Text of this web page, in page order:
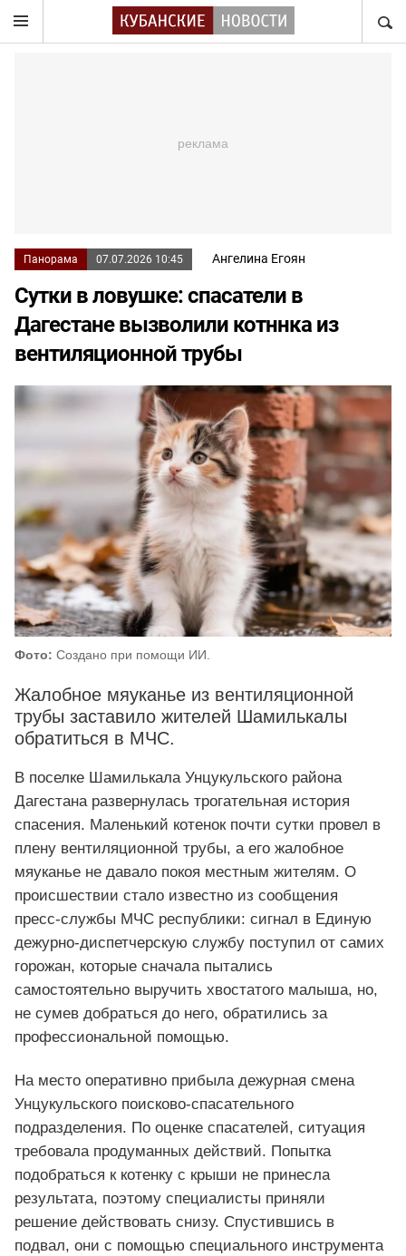
Панорама 07.07.2026 10:45 Ангелина Егоян
Сутки в ловушке: спасатели в
Дагестане вызволили котннка из
вентиляционной трубы
Фото: Создано при помощи ИИ.
Жалобное мяуканье из вентиляционной
трубы заставило жителей Шамилькалы
обратиться в МЧС.
В поселке Шамилькала Унцукульского района
Дагестана развернулась трогательная история
спасения. Маленький котенок почти сутки провел в
плену вентиляционной трубы, а его жалобное
мяуканье не давало покоя местным жителям. О
происшествии стало известно из сообщения
пресс‑службы МЧС республики: сигнал в Единую
дежурно‑диспетчерскую службу поступил от самих
горожан, которые сначала пытались
самостоятельно выручить хвостатого малыша, но,
не сумев добраться до него, обратились за
профессиональной помощью.
На место оперативно прибыла дежурная смена
Унцукульского поисково‑спасательного
подразделения. По оценке спасателей, ситуация
требовала продуманных действий. Попытка
подобраться к котенку с крыши не принесла
результата, поэтому специалисты приняли
решение действовать снизу. Спустившись в
подвал, они с помощью специального инструмента